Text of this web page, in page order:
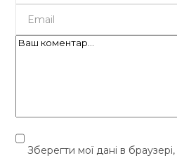
Зберегти мої дані в